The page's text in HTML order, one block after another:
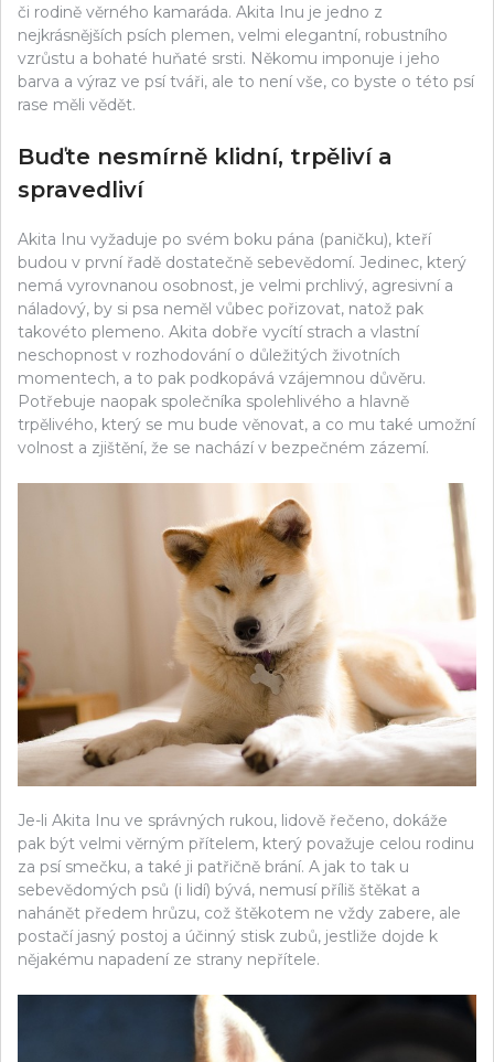
či rodině věrného kamaráda. Akita Inu je jedno z
nejkrásnějších psích plemen, velmi elegantní, robustního
vzrůstu a bohaté huňaté srsti. Někomu imponuje i jeho
barva a výraz ve psí tváři, ale to není vše, co byste o této psí
rase měli vědět.
Buďte nesmírně klidní, trpěliví a
spravedliví
Akita Inu vyžaduje po svém boku pána (paničku), kteří
budou v první řadě dostatečně sebevědomí. Jedinec, který
nemá vyrovnanou osobnost, je velmi prchlivý, agresivní a
náladový, by si psa neměl vůbec pořizovat, natož pak
takovéto plemeno. Akita dobře vycítí strach a vlastní
neschopnost v rozhodování o důležitých životních
momentech, a to pak podkopává vzájemnou důvěru.
Potřebuje naopak společníka spolehlivého a hlavně
trpělivého, který se mu bude věnovat, a co mu také umožní
volnost a zjištění, že se nachází v bezpečném zázemí.
Je-li Akita Inu ve správných rukou, lidově řečeno, dokáže
pak být velmi věrným přítelem, který považuje celou rodinu
za psí smečku, a také ji patřičně brání. A jak to tak u
sebevědomých psů (i lidí) bývá, nemusí příliš štěkat a
nahánět předem hrůzu, což štěkotem ne vždy zabere, ale
postačí jasný postoj a účinný stisk zubů, jestliže dojde k
nějakému napadení ze strany nepřítele.